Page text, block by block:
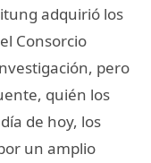
adquirió los
Consorcio
pero
quién los
de hoy, los
un amplio